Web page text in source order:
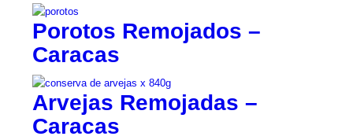
Porotos Remojados –
Caracas
Arvejas Remojadas –
Caracas